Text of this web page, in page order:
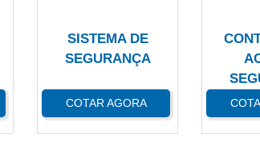
SISTEMA DE
SEGURANÇA
COTAR AGORA